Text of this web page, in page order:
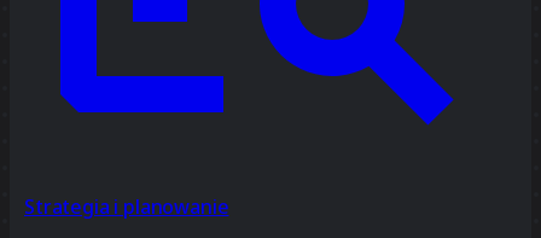
Strategia i planowanie